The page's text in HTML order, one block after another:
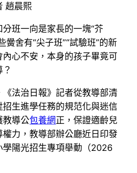
趙晨熙
班一向是家長的一塊“芥
黌舍有“尖子班”“試驗班”的新
內心不安，本身的孩子畢竟可
《法治日報》記者從教導部清
生進學任務的規范化與迷信
教導公包養網正，保證適齡兒
力，教導部辦公廳近日印發
學陽光招生專項舉動（2026